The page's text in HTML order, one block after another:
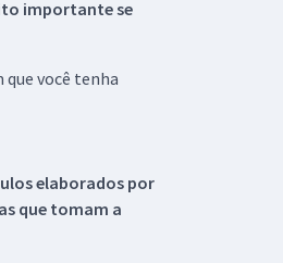
importante se
você tenha
elaborados por
que tomam a